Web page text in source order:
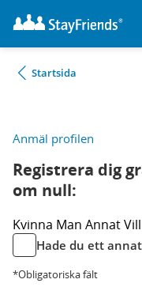
Startsida
Anmäl profilen
Registrera dig
om null:
Kvinna Man Annat
Hade du ett
*Obligatoriska fält